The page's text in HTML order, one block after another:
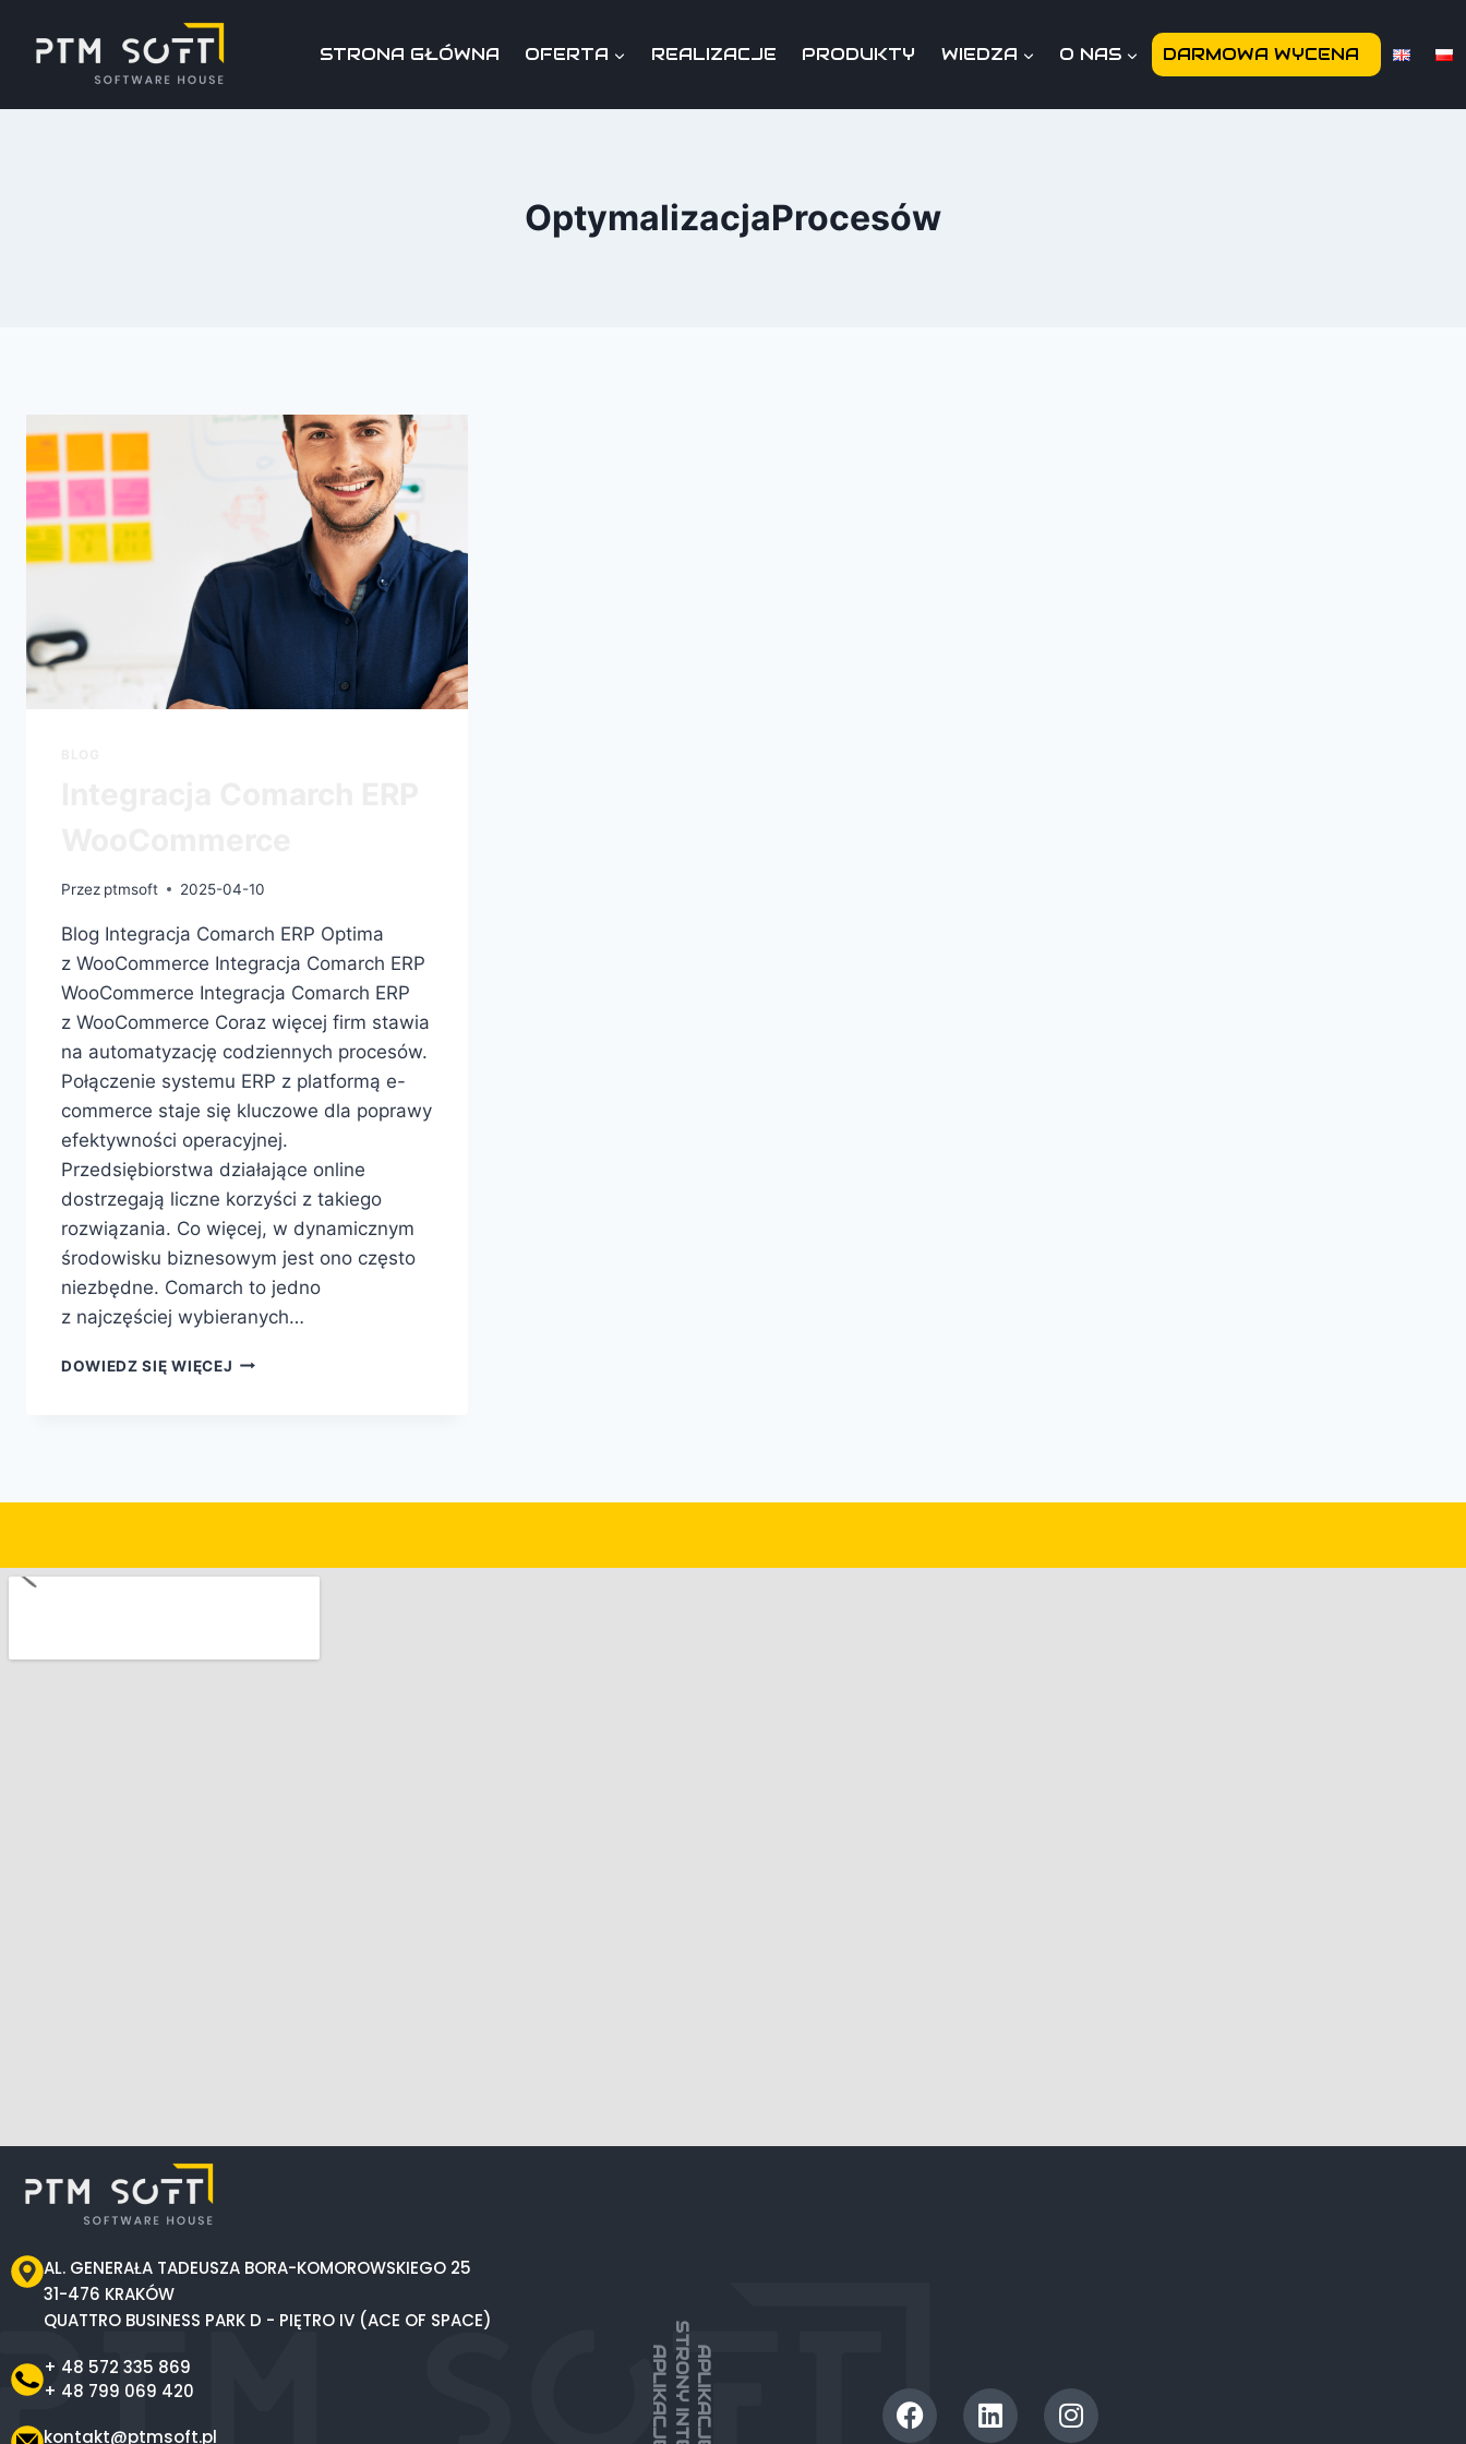
STRONA GŁÓWNA OFERTA REALIZACJE PRODUKTY WIEDZA O NAS DARMOWA WYCENA
OptymalizacjaProcesów
Przez ptmsoft 2025-04-10
Blog Integracja Comarch ERP Optima
z WooCommerce Integracja Comarch ERP
WooCommerce Integracja Comarch ERP
z WooCommerce Coraz więcej firm stawia
na automatyzację codziennych procesów.
Połączenie systemu ERP z platformą e-
commerce staje się kluczowe dla poprawy
efektywności operacyjnej.
Przedsiębiorstwa działające online
dostrzegają liczne korzyści z takiego
rozwiązania. Co więcej, w dynamicznym
środowisku biznesowym jest ono często
niezbędne. Comarch to jedno
z najczęściej wybieranych…
DOWIEDZ SIĘ WIĘCEJ
AL. GENERAŁA TADEUSZA BORA-KOMOROWSKIEGO 25
31-476 KRAKÓW
QUATTRO BUSINESS PARK D - PIĘTRO IV (ACE OF SPACE)
+ 48 572 335 869
+ 48 799 069 420
kontakt@ptmsoft.pl